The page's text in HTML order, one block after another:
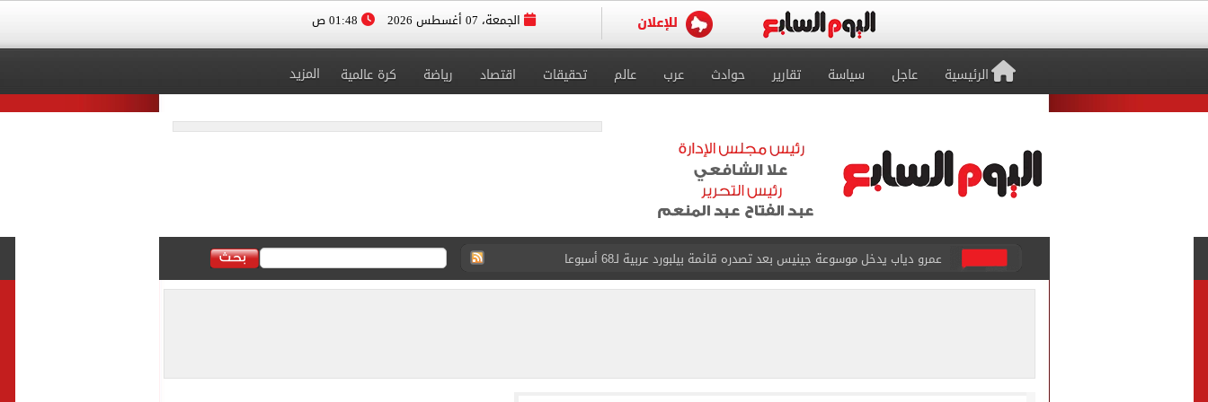
الجمعة، 07 أغسطس 2026
الرئيسية عاجل سياسة تقارير حوادث عرب عالم تحقيقات اقتصاد رياضة كرة عالمية المزيد
عمرو دياب يدخل موسوعة جينيس بعد تصدره قائمة بيلبورد عربية لـ68 أسبوعا
إغلاق طريق مصر أسوان الزراعى الغربى كليا من المنيب للعياط.. اعرف التحويلات
الاستعلامات تفند ادعاءات ذا صن وميرور حول علاج سيدة بريطانية في شرم الشيخ